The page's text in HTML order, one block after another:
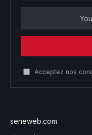
Acceptez nos
seneweb.com